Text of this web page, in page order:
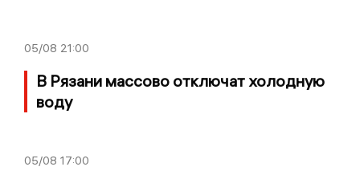
05/08 21:00
В Рязани массово отключат холодную
воду
05/08 17:00